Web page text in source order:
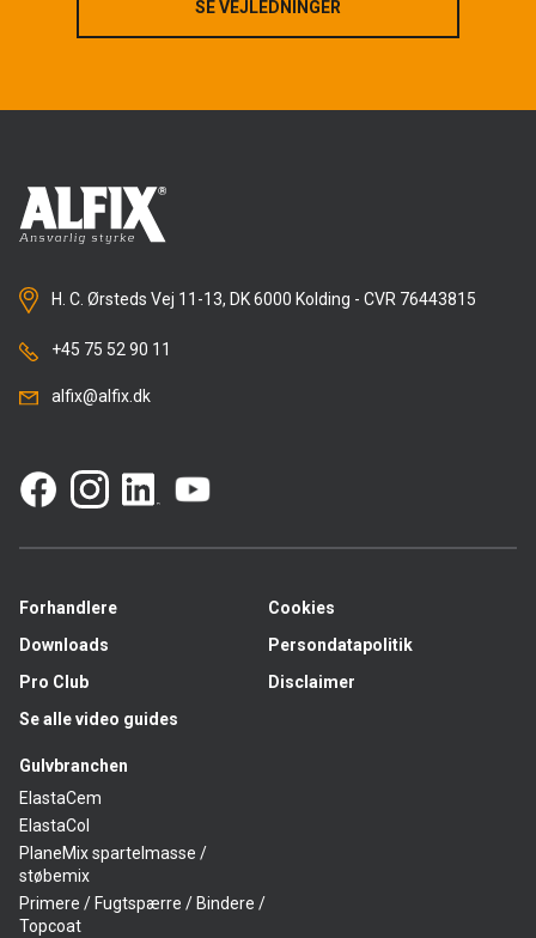
SE VEJLEDNINGER
SE VEJLEDNINGER
H. C. Ørsteds Vej 11-13, DK 6000 Kolding - CVR 76443815
+45 75 52 90 11
alfix@alfix.dk
Forhandlere
Downloads
Pro Club
Se alle video guides
Gulvbranchen
ElastaCem
ElastaCol
PlaneMix spartelmasse /
støbemix
Primere / Fugtspærre / Bindere /
Topcoat
Cookies
Persondatapolitik
Disclaimer